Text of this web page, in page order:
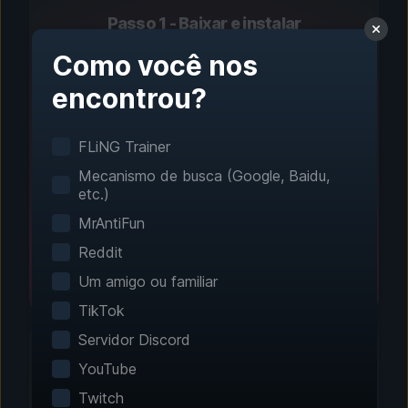
Passo 1 - Baixar e instalar
Configuração com um
clique
jogos instalados automaticamente. Nenhuma
configuração manual é necessária.
Passo 2 - Escolha seus recursos
Como você nos
encontrou?
FLiNG Trainer
Mecanismo de busca (Google, Baidu,
etc.)
MrAntiFun
Reddit
Um amigo ou familiar
TikTok
Servidor Discord
YouTube
Twitch